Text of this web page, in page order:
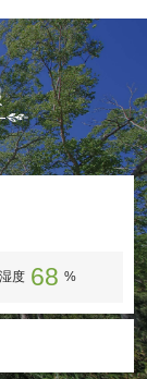
湿度 68 %